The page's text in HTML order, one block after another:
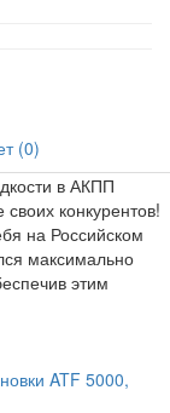
(0)
в АКПП
конкурентов!
на Российском
максимально
этим